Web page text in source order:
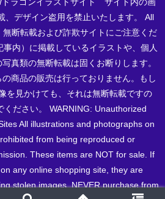
、デザイン盗用を禁止いたします。 All
断転載および詐欺サイトにご注意くだ
内）に掲載しているイラストや、個人
真類の無断転載は固くお断りします。
商品の販売は行っておりません。もし
を見かけても、それは無断転載ですの
ください。 WARNING: Unauthorized
All illustrations and photographs on
from being reproduced or
These items are NOT for sale. If
any online shopping site, they are
stolen images. NEVER purchase from